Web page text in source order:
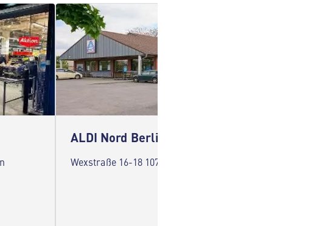
ALDI Nord Berlin
Wexstraße 16-18 10715 Berlin